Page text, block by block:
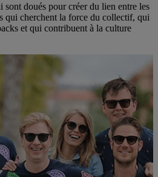
sont doués pour créer du lien entre les
qui cherchent la force du collectif, qui
et qui contribuent à la culture